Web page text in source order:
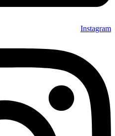
Instagram